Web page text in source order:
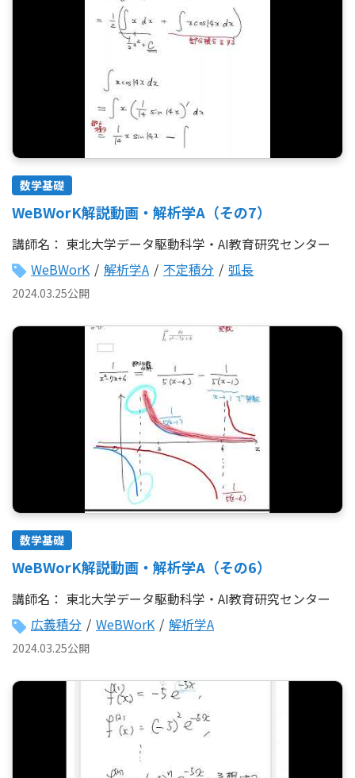
数学基礎
WeBWorK解説動画・解析学A（その7）
講師名： 東北大学データ駆動科学・AI教育研究センター
WeBWorK / 解析学A / 不定積分 / 弧長
2024.03.25公開
数学基礎
WeBWorK解説動画・解析学A（その6）
講師名： 東北大学データ駆動科学・AI教育研究センター
広義積分 / WeBWorK / 解析学A
2024.03.25公開